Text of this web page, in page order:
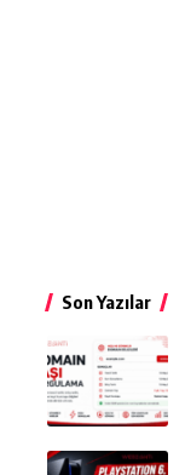
Son Yazılar